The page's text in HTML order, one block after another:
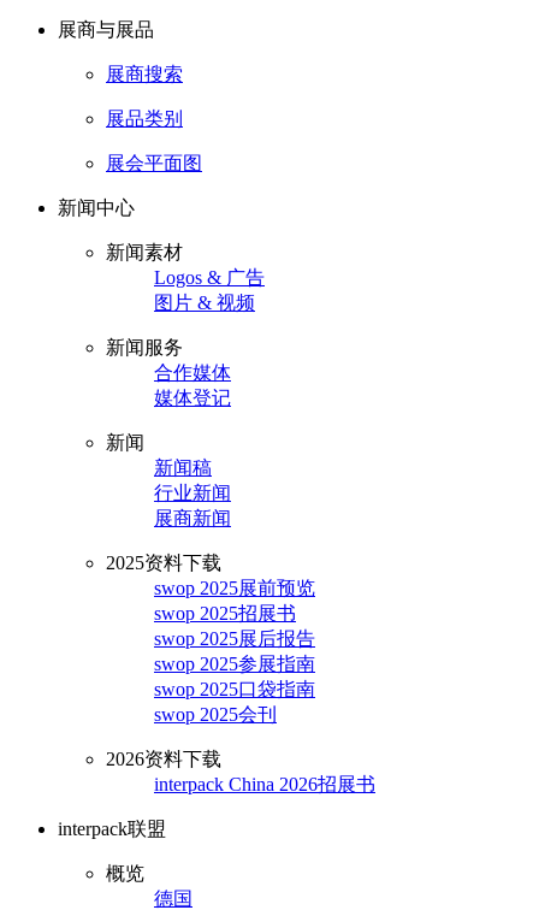
展商与展品
展商搜索
展品类别
展会平面图
新闻中心
新闻素材
Logos & 广告
图片 & 视频
新闻服务
合作媒体
媒体登记
新闻
新闻稿
行业新闻
展商新闻
2025资料下载
swop 2025展前预览
swop 2025招展书
swop 2025展后报告
swop 2025参展指南
swop 2025口袋指南
swop 2025会刊
2026资料下载
interpack China 2026招展书
interpack联盟
概览
德国